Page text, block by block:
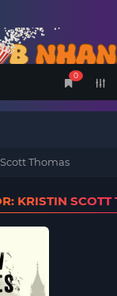
0
Thomas
KRISTIN SCOTT